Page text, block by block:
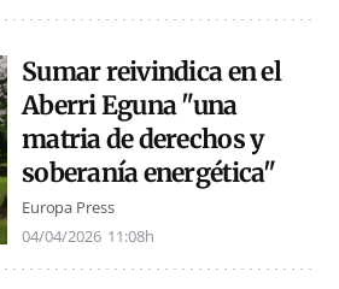
Sumar reivindica en el
Aberri Eguna "una
matria de derechos y
soberanía energética"
Europa Press
04/04/2026 11:08h